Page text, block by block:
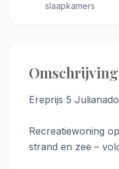
slaapkamers
Omschrijving
Ereprijs 5
Recreatiewoning
strand en zee –